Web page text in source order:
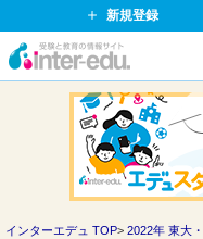
新規登録
イ
ド
インターエデュ TOP 2022年 東大